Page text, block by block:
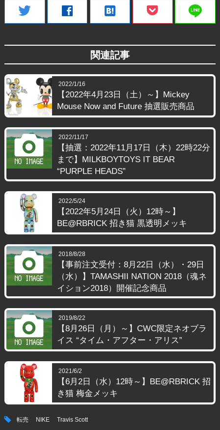
twitter facebook hatenabookmark line
関連記事
2022/1/16
【2022年4月23日（土）～】Mickey
Mouse Now and Future 抽選販売商品
2022/11/17
【抽選：2022年11月17日（木）22時22分
まで】MILKBOYTOYS IT BEAR
“PURPLE HEADS”
2022/5/24
【2022年5月24日（火）12時～】
BE@RBRICK 招き猫 黒透明メッキ
2018/8/28
【事前注文受付：8月22日（水）・29日
（水）】TAMASHII NATION 2018（魂ネ
イション2018）開催記念商品
2019/8/22
【8月26日（月）～】CWC限定ネオブラ
イス “タイム・アフター・アリス”
2021/6/2
【6月2日（水）12時～】BE@RBRICK 招
き猫 梅金メッキ
tag 転売 NIKE Travis Scott